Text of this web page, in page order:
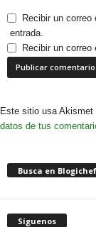
Recibir un
entrada.
Recibir un
Este sitio usa Akismet
datos de tus
Busca en
Síguenos